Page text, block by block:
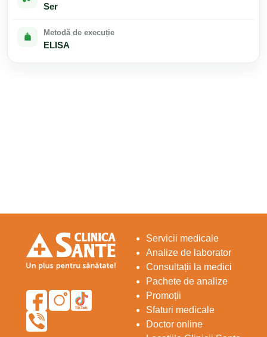
Ser
Metodă de execuție
ELISA
Servicii medicale
Analize de laborator
Consultații la medici
Pachete de analize
Promoții
Sfaturi medicale
Doctor online